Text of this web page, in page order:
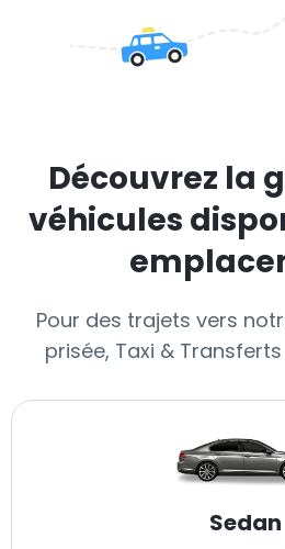
Découvrez la
véhicules
Pour des trajets vers
prisée, Taxi &
Sedan